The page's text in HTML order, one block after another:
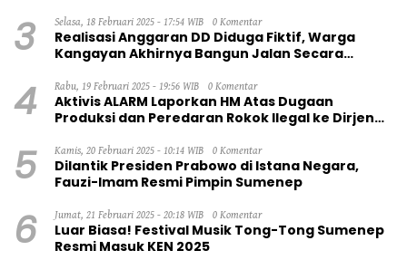
3 Selasa, 18 Februari 2025 - 17:54 WIB 0 Komentar
Realisasi Anggaran DD Diduga Fiktif, Warga
Kangayan Akhirnya Bangun Jalan Secara
4 Rabu, 19 Februari 2025 - 19:56 WIB 0 Komentar
Aktivis ALARM Laporkan HM Atas Dugaan
Produksi dan Peredaran Rokok Ilegal ke Dirjen
5 Kamis, 20 Februari 2025 - 10:14 WIB 0 Komentar
Dilantik Presiden Prabowo di Istana Negara,
Fauzi-Imam Resmi Pimpin Sumenep
6 Jumat, 21 Februari 2025 - 20:18 WIB 0 Komentar
Luar Biasa! Festival Musik Tong-Tong Sumenep
Resmi Masuk KEN 2025